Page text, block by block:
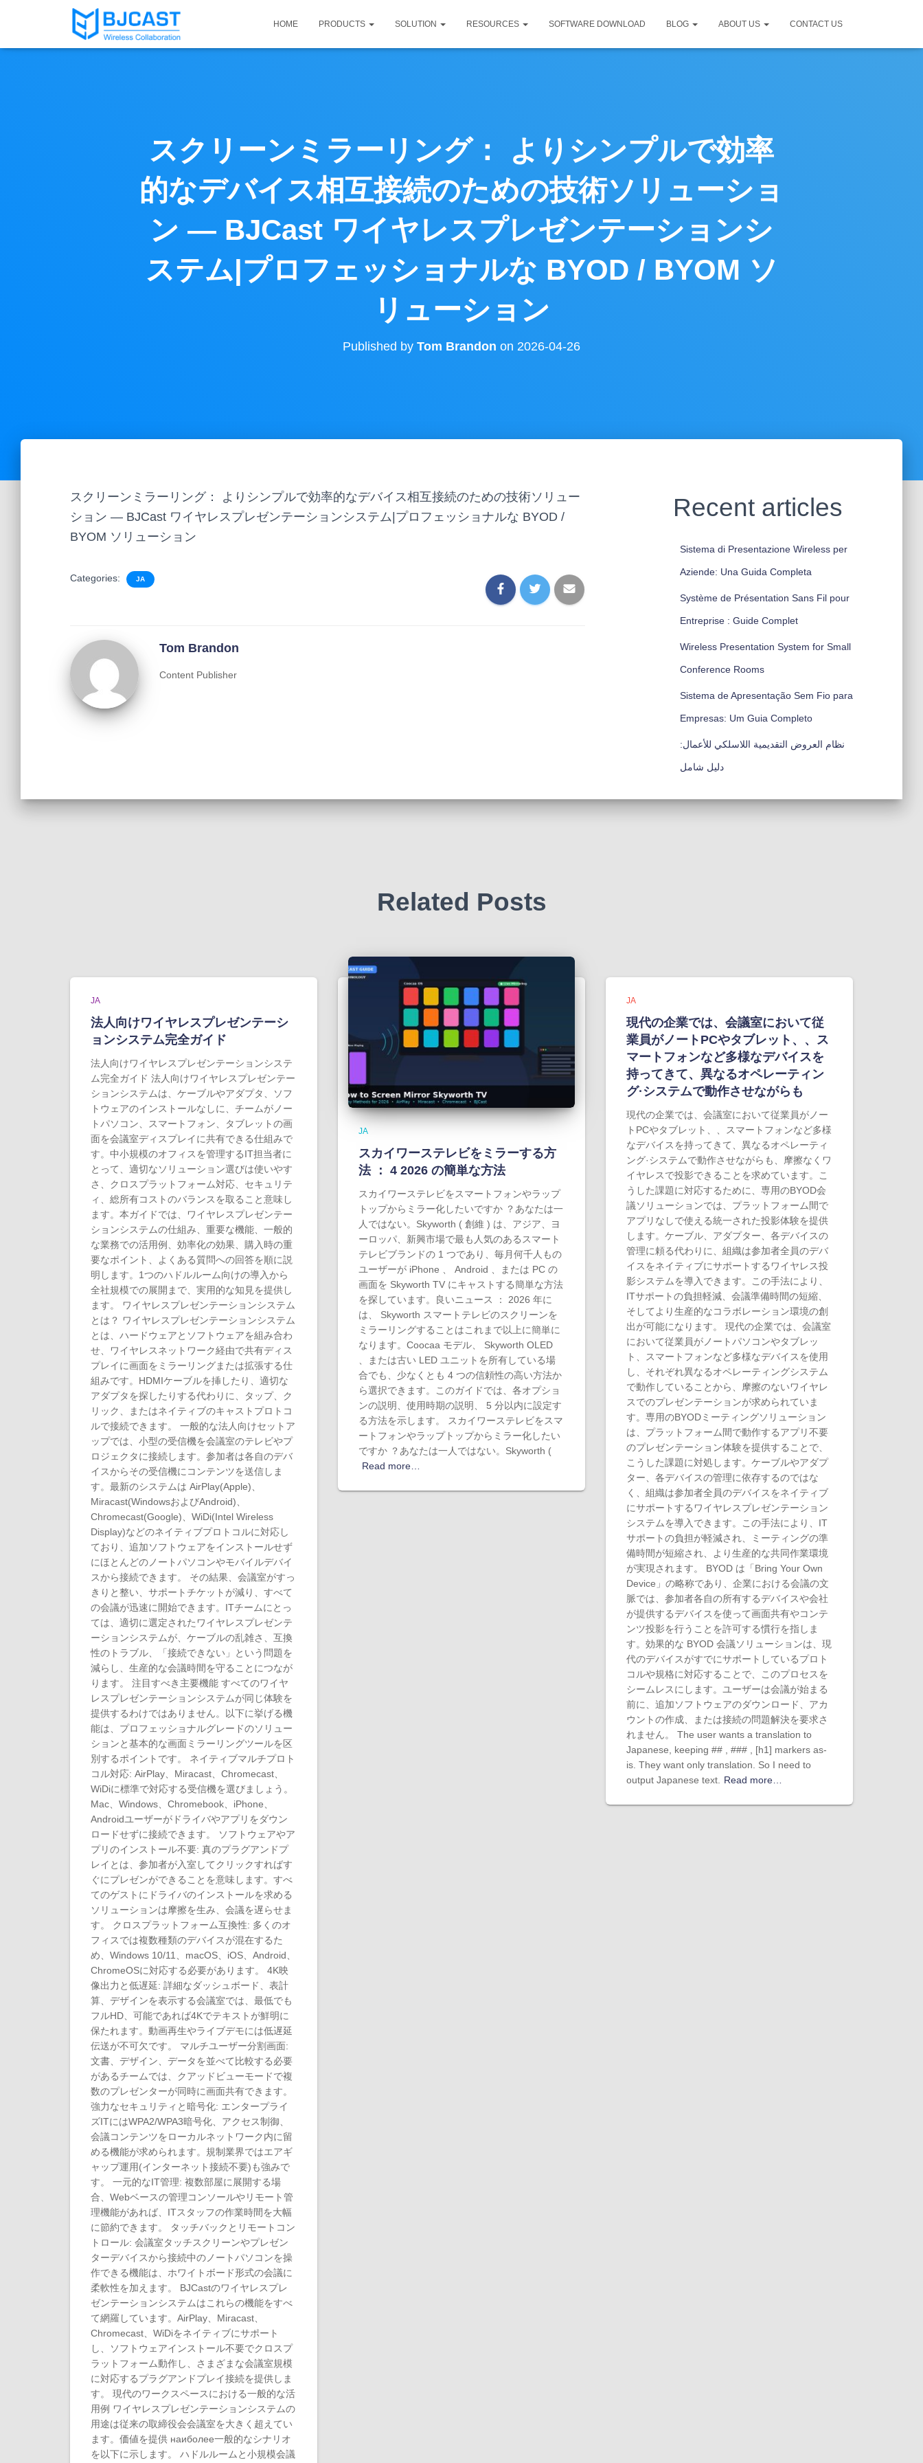
HOME PRODUCTS SOLUTION RESOURCES SOFTWARE DOWNLOAD BLOG ABOUT US CONTACT US
スクリーンミラーリング： よりシンプルで効率
的なデバイス相互接続のための技術ソリューショ
ン — BJCast ワイヤレスプレゼンテーションシ
ステム|プロフェッショナルな BYOD / BYOM ソ
リューション
Published by Tom Brandon on 2026-04-26
スクリーンミラーリング： よりシンプルで効率的なデバイス相互接続のための技術ソリュー
ション — BJCast ワイヤレスプレゼンテーションシステム|プロフェッショナルな BYOD /
BYOM ソリューション
Categories: JA
Tom Brandon
Content Publisher
Recent articles
Sistema di Presentazione Wireless per
Aziende: Una Guida Completa
Système de Présentation Sans Fil pour
Entreprise : Guide Complet
Wireless Presentation System for Small
Conference Rooms
Sistema de Apresentação Sem Fio para
Empresas: Um Guia Completo
نظام العروض التقديمية اللاسلكي للأعمال:
دليل شامل
Related Posts
JA
法人向けワイヤレスプレゼンテーシ
ョンシステム完全ガイド
法人向けワイヤレスプレゼンテーションシステ
ム完全ガイド 法人向けワイヤレスプレゼンテー
ションシステムは、ケーブルやアダプタ、ソフ
トウェアのインストールなしに、チームがノー
トパソコン、スマートフォン、タブレットの画
面を会議室ディスプレイに共有できる仕組みで
す。中小規模のオフィスを管理するIT担当者に
とって、適切なソリューション選びは使いやす
さ、クロスプラットフォーム対応、セキュリテ
ィ、総所有コストのバランスを取ること意味し
ます。本ガイドでは、ワイヤレスプレゼンテー
ションシステムの仕組み、重要な機能、一般的
な業務での活用例、効率化の効果、購入時の重
要なポイント、よくある質問への回答を順に説
明します。1つのハドルルーム向けの導入から
全社規模での展開まで、実用的な知見を提供し
ます。 ワイヤレスプレゼンテーションシステム
とは？ ワイヤレスプレゼンテーションシステム
とは、ハードウェアとソフトウェアを組み合わ
せ、ワイヤレスネットワーク経由で共有ディス
プレイに画面をミラーリングまたは拡張する仕
組みです。HDMIケーブルを挿したり、適切な
アダプタを探したりする代わりに、タップ、ク
リック、またはネイティブのキャストプロトコ
ルで接続できます。 一般的な法人向けセットア
ップでは、小型の受信機を会議室のテレビやプ
ロジェクタに接続します。参加者は各自のデバ
イスからその受信機にコンテンツを送信しま
す。最新のシステムは AirPlay(Apple)、
Miracast(WindowsおよびAndroid)、
Chromecast(Google)、WiDi(Intel Wireless
Display)などのネイティブプロトコルに対応し
ており、追加ソフトウェアをインストールせず
にほとんどのノートパソコンやモバイルデバイ
スから接続できます。 その結果、会議室がすっ
きりと整い、サポートチケットが減り、すべて
の会議が迅速に開始できます。ITチームにとっ
ては、適切に選定されたワイヤレスプレゼンテ
ーションシステムが、ケーブルの乱雑さ、互換
性のトラブル、「接続できない」という問題を
減らし、生産的な会議時間を守ることにつなが
ります。 注目すべき主要機能 すべてのワイヤ
レスプレゼンテーションシステムが同じ体験を
提供するわけではありません。以下に挙げる機
能は、プロフェッショナルグレードのソリュー
ションと基本的な画面ミラーリングツールを区
別するポイントです。 ネイティブマルチプロト
コル対応: AirPlay、Miracast、Chromecast、
WiDiに標準で対応する受信機を選びましょう。
Mac、Windows、Chromebook、iPhone、
Androidユーザーがドライバやアプリをダウン
ロードせずに接続できます。 ソフトウェアやア
プリのインストール不要: 真のプラグアンドプ
レイとは、参加者が入室してクリックすればす
ぐにプレゼンができることを意味します。すべ
てのゲストにドライバのインストールを求める
ソリューションは摩擦を生み、会議を遅らせま
す。 クロスプラットフォーム互換性: 多くのオ
フィスでは複数種類のデバイスが混在するた
め、Windows 10/11、macOS、iOS、Android、
ChromeOSに対応する必要があります。 4K映
像出力と低遅延: 詳細なダッシュボード、表計
算、デザインを表示する会議室では、最低でも
フルHD、可能であれば4Kでテキストが鮮明に
保たれます。動画再生やライブデモには低遅延
伝送が不可欠です。 マルチユーザー分割画面:
文書、デザイン、データを並べて比較する必要
があるチームでは、クアッドビューモードで複
数のプレゼンターが同時に画面共有できます。
強力なセキュリティと暗号化: エンタープライ
ズITにはWPA2/WPA3暗号化、アクセス制御、
会議コンテンツをローカルネットワーク内に留
める機能が求められます。規制業界ではエアギ
ャップ運用(インターネット接続不要)も強みで
す。 一元的なIT管理: 複数部屋に展開する場
合、Webベースの管理コンソールやリモート管
理機能があれば、ITスタッフの作業時間を大幅
に節約できます。 タッチバックとリモートコン
トロール: 会議室タッチスクリーンやプレゼン
ターデバイスから接続中のノートパソコンを操
作できる機能は、ホワイトボード形式の会議に
柔軟性を加えます。 BJCastのワイヤレスプレ
ゼンテーションシステムはこれらの機能をすべ
て網羅しています。AirPlay、Miracast、
Chromecast、WiDiをネイティブにサポート
し、ソフトウェアインストール不要でクロスプ
ラットフォーム動作し、さまざまな会議室規模
に対応するプラグアンドプレイ接続を提供しま
す。 現代のワークスペースにおける一般的な活
用例 ワイヤレスプレゼンテーションシステムの
用途は従来の取締役会会議室を大きく超えてい
ます。価値を提供 наиболее一般的なシナリオ
を以下に示します。 ハドルルームと小規模会議
JA
スカイワーステレビをミラーする方
法 ： 4 2026 の簡単な方法
スカイワーステレビをスマートフォンやラップ
トップからミラー化したいですか ？あなたは一
人ではない。Skyworth ( 創維 ) は、アジア、ヨ
ーロッパ、新興市場で最も人気のあるスマート
テレビブランドの 1 つであり、毎月何千人もの
ユーザーが iPhone 、 Android 、または PC の
画面を Skyworth TV にキャストする簡単な方法
を探しています。良いニュース ： 2026 年に
は、 Skyworth スマートテレビのスクリーンを
ミラーリングすることはこれまで以上に簡単に
なります。Coocaa モデル、 Skyworth OLED
、または古い LED ユニットを所有している場
合でも、少なくとも 4 つの信頼性の高い方法か
ら選択できます。このガイドでは、各オプショ
ンの説明、使用時期の説明、 5 分以内に設定す
る方法を示します。 スカイワーステレビをスマ
ートフォンやラップトップからミラー化したい
ですか ？あなたは一人ではない。Skyworth (
Read more…
JA
現代の企業では、会議室において従
業員がノートPCやタブレット、、ス
マートフォンなど多様なデバイスを
持ってきて、異なるオペレーティン
グ·システムで動作させながらも
現代の企業では、会議室において従業員がノー
トPCやタブレット、、スマートフォンなど多様
なデバイスを持ってきて、異なるオペレーティ
ング·システムで動作させながらも、摩擦なくワ
イヤレスで投影できることを求めています。こ
うした課題に対応するために、専用のBYOD会
議ソリューションでは、プラットフォーム間で
アプリなしで使える統一された投影体験を提供
します。ケーブル、アダプター、各デバイスの
管理に頼る代わりに、組織は参加者全員のデバ
イスをネイティブにサポートするワイヤレス投
影システムを導入できます。この手法により、
ITサポートの負担軽減、会議準備時間の短縮、
そしてより生産的なコラボレーション環境の創
出が可能になります。 現代の企業では、会議室
において従業員がノートパソコンやタブレッ
ト、スマートフォンなど多様なデバイスを使用
し、それぞれ異なるオペレーティングシステム
で動作していることから、摩擦のないワイヤレ
スでのプレゼンテーションが求められていま
す。専用のBYODミーティングソリューション
は、プラットフォーム間で動作するアプリ不要
のプレゼンテーション体験を提供することで、
こうした課題に対処します。ケーブルやアダプ
ター、各デバイスの管理に依存するのではな
く、組織は参加者全員のデバイスをネイティブ
にサポートするワイヤレスプレゼンテーション
システムを導入できます。この手法により、IT
サポートの負担が軽減され、ミーティングの準
備時間が短縮され、より生産的な共同作業環境
が実現されます。 BYOD は「Bring Your Own
Device」の略称であり、企業における会議の文
脈では、参加者各自の所有するデバイスや会社
が提供するデバイスを使って画面共有やコンテ
ンツ投影を行うことを許可する慣行を指しま
す。効果的な BYOD 会議ソリューションは、現
代のデバイスがすでにサポートしているプロト
コルや規格に対応することで、このプロセスを
シームレスにします。ユーザーは会議が始まる
前に、追加ソフトウェアのダウンロード、アカ
ウントの作成、または接続の問題解決を要求さ
れません。 The user wants a translation to
Japanese, keeping ## , ### , [h1] markers as-
is. They want only translation. So I need to
output Japanese text.
Read more…